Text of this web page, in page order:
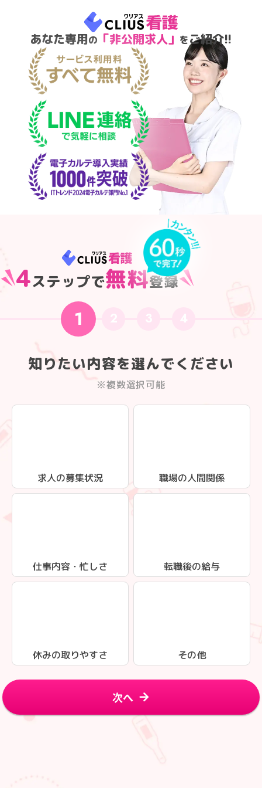
あなた専用の 「非公開求人」 をご紹介!!
4ステップで無料登録
1 2 3 4
知りたい内容を選んでください
※複数選択可能
求人の募集状況 職場の人間関係
仕事内容・忙しさ 転職後の給与
休みの取りやすさ その他
次へ